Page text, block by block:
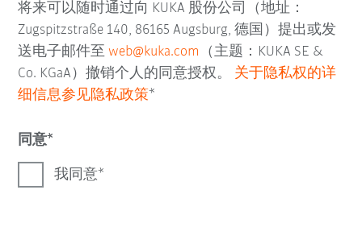
将来可以随时通过向 KUKA 股份公司（地址：
Zugspitzstraße 140, 86165 Augsburg, 德国）提出或发
送电子邮件至web@kuka.com
（主题：KUKA SE &
Co. KGaA）撤销个人的同意授权。
关于隐私权的详
细信息参见隐私政策*
同意
我同意